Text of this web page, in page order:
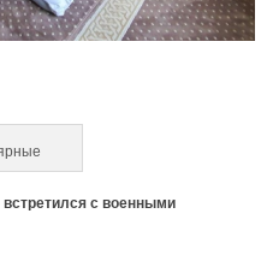
с военными